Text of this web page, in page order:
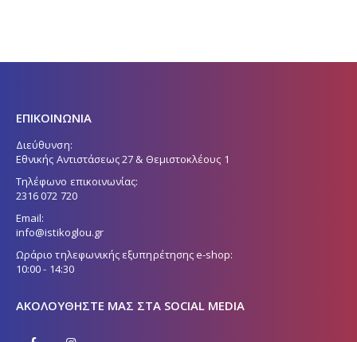
ΕΠΙΚΟΙΝΩΝΙΑ
Διεύθυνση:
Εθνικής Αντιστάσεως 27 & Θεμιστοκλέους 1
Τηλέφωνο επικοινωνίας:
2316 072 720
Email:
info@istikoglou.gr
Ωράριο τηλεφωνικής εξυπηρέτησης e-shop:
10:00 - 14:30
ΑΚΟΛΟΥΘΉΣΤΕ ΜΑΣ ΣΤΑ SOCIAL MEDIA